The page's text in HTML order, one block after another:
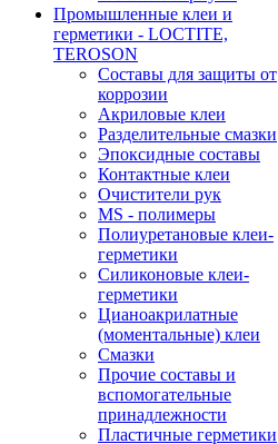
Промышленные клеи и
герметики - LOCTITE,
TEROSON
Составы для защиты от
коррозии
Акриловые клеи
Разделительные смазки
Эпоксидные составы
Контактные клеи
Очистители рук
MS - полимеры
Полиуретановые клеи-
герметики
Силиконовые клеи-
герметики
Цианоакрилатные
(моментальные) клеи
Смазки
Прочие составы и
вспомогательные
принадлежности
Пластичные герметики